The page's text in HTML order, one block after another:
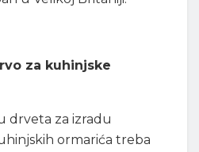
za kuhinjske
drveta za izradu
ormarića treba